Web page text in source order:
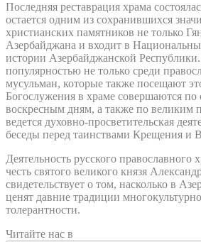
Последняя реставрация храма
остается одним из сохранившихся
христианских памятников не только
Азербайджана и входит в
истории Азербайджанской
популярностью не только среди
мусульман, которые также посещают
Богослужения в храме совершаются по
воскресным дням, а также по великим
ведется духовно-просветительская
беседы перед таинствами Крещения и
Деятельность русского православного
честь святого великого князя
свидетельствует о том, насколько в
ценят давние традиции
толерантности.
Читайте нас в